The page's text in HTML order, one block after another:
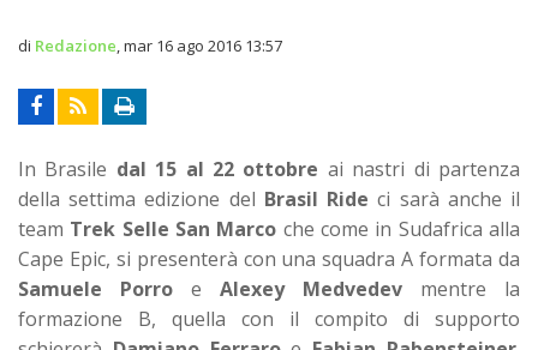
di Redazione mar 16 ago 2016 13:57
In Brasile dal 15 al 22 ottobre ai nastri di partenza
della settima edizione del Brasil Ride ci sarà anche il
team Trek Selle San Marco che come in Sudafrica alla
Cape Epic, si presenterà con una squadra A formata da
Samuele Porro e Alexey Medvedev mentre la
formazione B, quella con il compito di supporto